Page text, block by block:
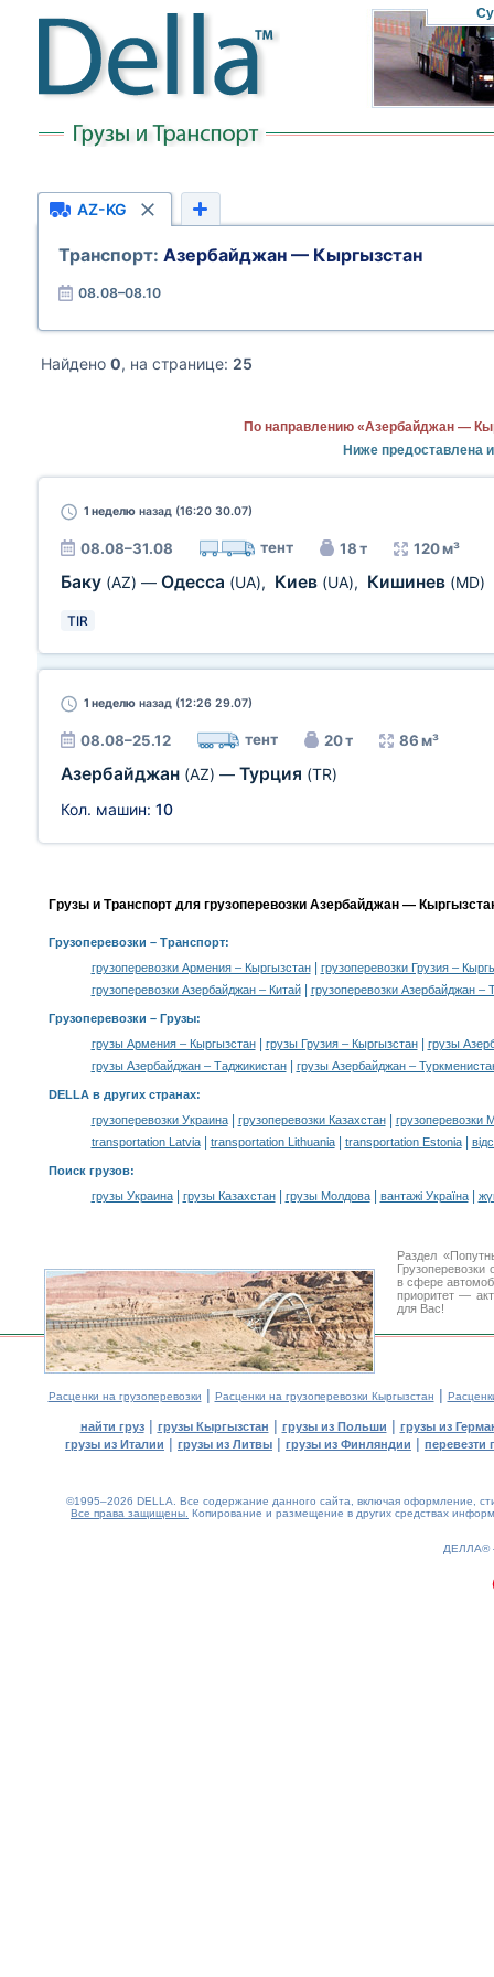
AZ-KG
Транспорт: Азербайджан — Кыргызстан
08.08–08.10
Найдено 0, на странице: 25
По направлению «Азербайджан —
Ниже предоставлена
1 неделю назад (16:20 30.07)
08.08–31.08 тент 18 т 120 м³
Баку (AZ) — Одесса (UA), Киев (UA), Кишинев (MD)
TIR
1 неделю назад (12:26 29.07)
08.08–25.12 тент 20 т 86 м³
Азербайджан (AZ) — Турция (TR)
Кол. машин: 10
Грузы и Транспорт для грузоперевозки Азербайджан —
Грузоперевозки – Транспорт:
грузоперевозки Армения – Кыргызстан|
грузоперевозки Грузия –
грузоперевозки Азербайджан – Китай| грузоперевозки Азербайджан –
Грузоперевозки – Грузы:
грузы Армения – Кыргызстан| грузы Грузия – Кыргызстан|
грузы
грузы Азербайджан – Таджикистан| грузы Азербайджан –
DELLA в других странах:
грузоперевозки Украина| грузоперевозки Казахстан|
грузоперевозки
transportation Latvia| transportation Lithuania| transportation Estonia|
Поиск грузов:
грузы Украина| грузы Казахстан| грузы Молдова| вантажі Україна|
Раздел
в сфере
приоритет —
для Вас!
Расценки на грузоперевозки | Расценки на грузоперевозки Кыргызстан |
найти груз| грузы Кыргызстан | грузы из Польши | грузы из
грузы из Италии | грузы из Литвы | грузы из Финляндии | перевезти
©1995–2026 DELLA. Все содержание данного сайта, включая оформление,
Все права защищены. Копирование и размещение в других средствах